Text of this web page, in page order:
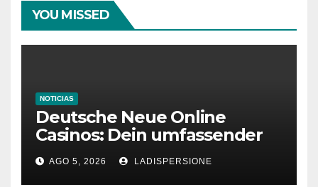
YOU MISSED
NOTICIAS
Deutsche Neue Online
Casinos: Dein umfassender
Ratgeber für moderne
Glücksspielplattformen
AGO 5, 2026 LADISPERSIONE